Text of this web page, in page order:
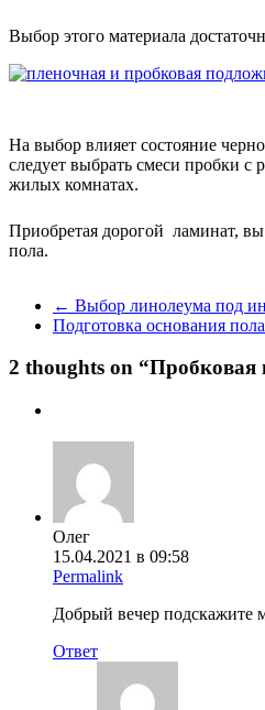
Выбор этого материала
На выбор влияет состояние
следует выбрать смеси пробки
жилых комнатах.
Приобретая дорогой ламинат,
пола.
← Выбор линолеума под
Подготовка основания
2 thoughts on “Пробковая
Олег
15.04.2021 в 09:58
Permalink
Добрый вечер подскажите
Ответ